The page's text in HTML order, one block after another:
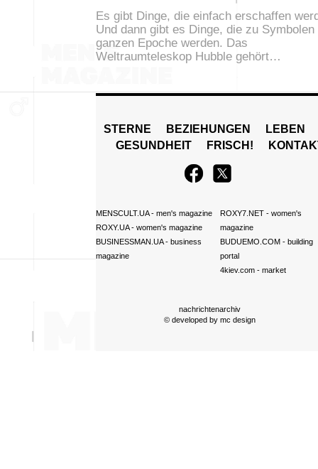
Es gibt Dinge, die einfach erschaffen
Und dann gibt es Dinge, die zu Symbolen
ganzen Epoche werden. Das
Weltraumteleskop Hubble gehört…
STERNE BEZIEHUNGEN
LEBEN
GESUNDHEIT
FRISCH!
MENSCULT.UA- men's magazine
ROXY.UA- women's magazine
BUSINESSMAN.UA- business
magazine
ROXY7.NET- women's
magazine
BUDUEMO.COM- building
portal
4kiev.com- market
nachrichtenarchiv
© developed by mc design